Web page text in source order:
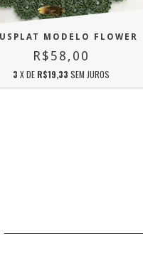
MODELO FLOWER
R$58,00
3 X DE R$19,33 SEM JUROS